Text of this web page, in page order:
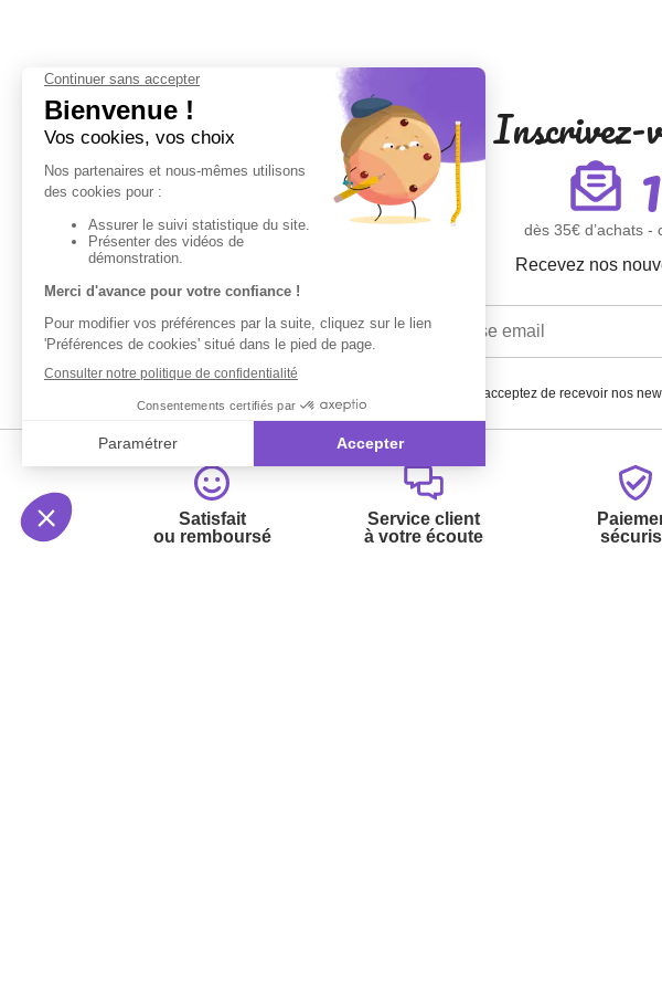
Inscrivez-
dès 35€ d’achats
Recevez nos
En renseignant votre adresse email vous acceptez de recevoir nos
Satisfait
ou remboursé
Service client
à votre écoute